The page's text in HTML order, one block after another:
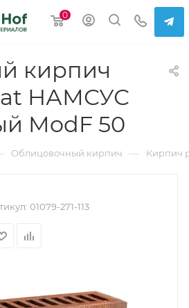
0
кирпич
НАМСУС
ModF 50
Облицовочный кирпич — Кирпич
01079-271-113